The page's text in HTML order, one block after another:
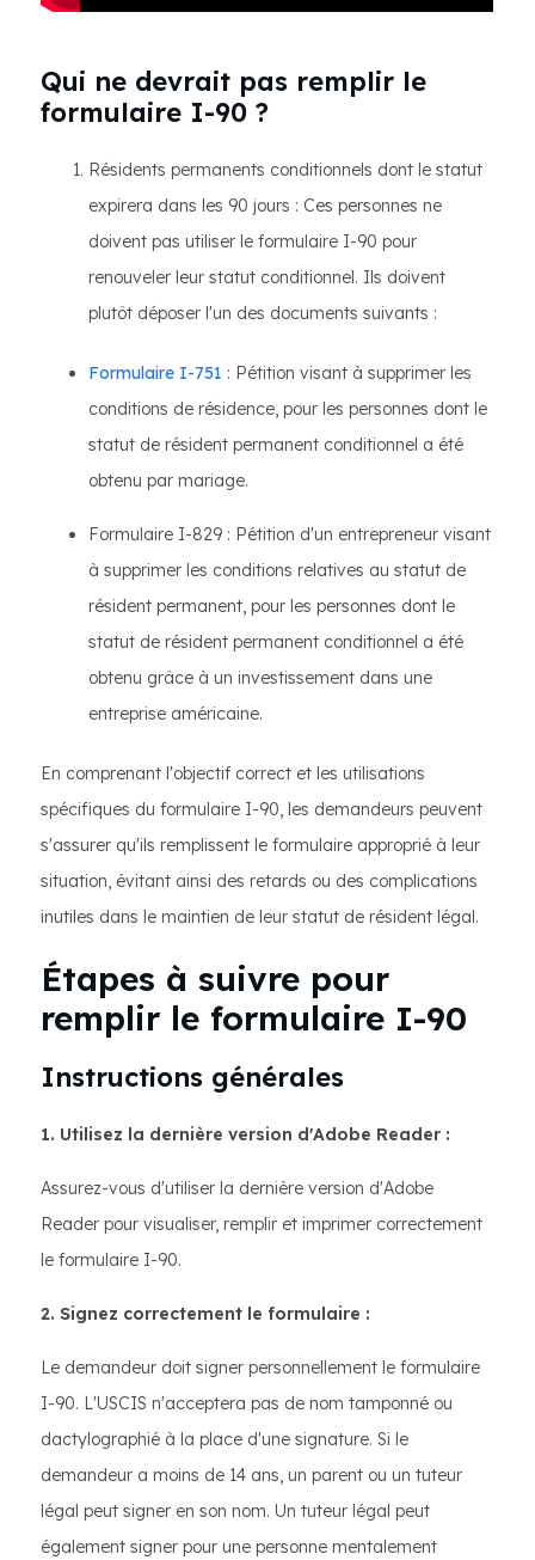
Qui ne devrait pas remplir le
formulaire I-90 ?
Résidents permanents conditionnels dont le statut
expirera dans les 90 jours : Ces personnes ne
doivent pas utiliser le formulaire I-90 pour
renouveler leur statut conditionnel. Ils doivent
plutôt déposer l'un des documents suivants :
Formulaire I-751 : Pétition visant à supprimer les
conditions de résidence, pour les personnes dont le
statut de résident permanent conditionnel a été
obtenu par mariage.
Formulaire I-829 : Pétition d'un entrepreneur visant
à supprimer les conditions relatives au statut de
résident permanent, pour les personnes dont le
statut de résident permanent conditionnel a été
obtenu grâce à un investissement dans une
entreprise américaine.
En comprenant l'objectif correct et les utilisations
spécifiques du formulaire I-90, les demandeurs peuvent
s'assurer qu'ils remplissent le formulaire approprié à leur
situation, évitant ainsi des retards ou des complications
inutiles dans le maintien de leur statut de résident légal.
Étapes à suivre pour
remplir le formulaire I-90
Instructions générales
1. Utilisez la dernière version d'Adobe Reader :
Assurez-vous d'utiliser la dernière version d'Adobe
Reader pour visualiser, remplir et imprimer correctement
le formulaire I-90.
2. Signez correctement le formulaire :
Le demandeur doit signer personnellement le formulaire
I-90. L'USCIS n'acceptera pas de nom tamponné ou
dactylographié à la place d'une signature. Si le
demandeur a moins de 14 ans, un parent ou un tuteur
légal peut signer en son nom. Un tuteur légal peut
également signer pour une personne mentalement